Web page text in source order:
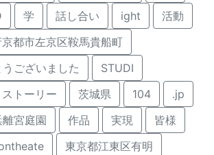
学 話し合い ight
活動
都市左京区鞍馬貴船町
ございました
STUDI
ストーリー 茨城県 104
.jp
宮庭園
作品 実現
皆様
東京都江東区有明